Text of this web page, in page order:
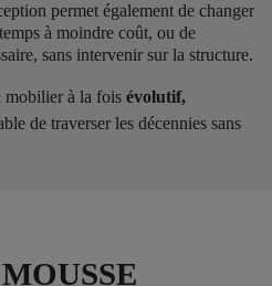
permet également de changer
à moindre coût, ou de
sans intervenir sur la structure.
à la fois évolutif,
de traverser les décennies sans